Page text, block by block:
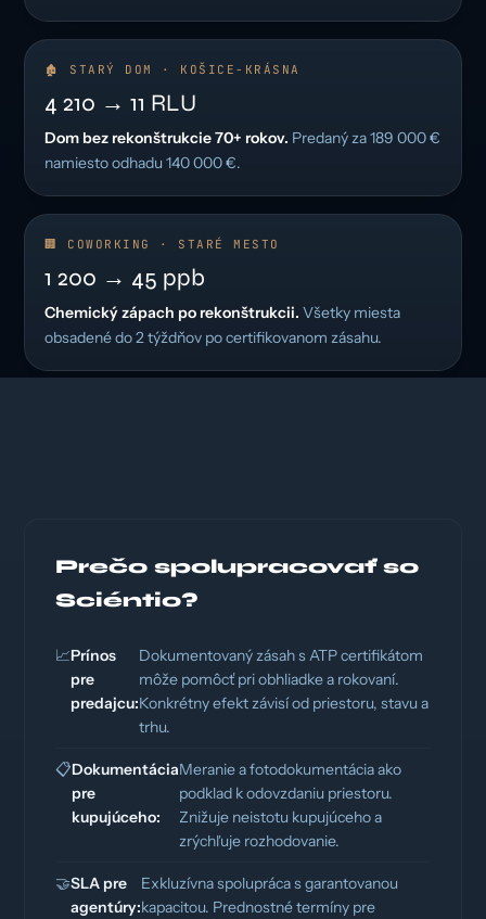
🏚️ STARÝ DOM · KOŠICE-KRÁSNA
4 210 → 11 RLU
Dom bez rekonštrukcie 70+ rokov. Predaný za 189 000 €
namiesto odhadu 140 000 €.
🏢 COWORKING · STARÉ MESTO
1 200 → 45 ppb
Chemický zápach po rekonštrukcii. Všetky miesta
obsadené do 2 týždňov po certifikovanom zásahu.
Prečo spolupracovať so
Sciéntio?
📈Prínos
pre
predajcu:
Dokumentovaný zásah s ATP certifikátom
môže pomôcť pri obhliadke a rokovaní.
Konkrétny efekt závisí od priestoru, stavu a
trhu.
📋Dokumentácia
pre
kupujúceho:
Meranie a fotodokumentácia ako
podklad k odovzdaniu priestoru.
Znižuje neistotu kupujúceho a
zrýchľuje rozhodovanie.
🤝SLA pre
agentúry:
Exkluzívna spolupráca s garantovanou
kapacitou. Prednostné termíny pre